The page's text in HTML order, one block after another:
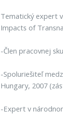
Tematický expert
Impacts of
-Člen pracovnej
-Spoluriešiteľ
Hungary, 2007
-Expert v